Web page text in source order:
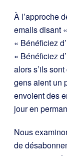
À l’approche
emails disant
« Bénéficiez
« Bénéficiez
alors s’ils
gens aient un
envoient des
jour en
Nous
de